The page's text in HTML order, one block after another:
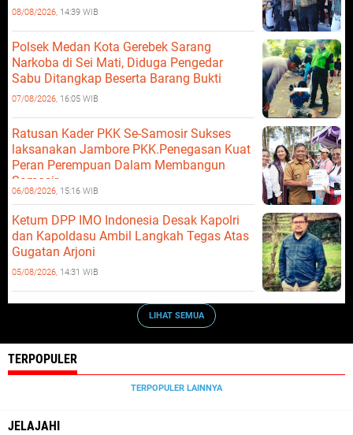
08/08/2026, 14:39 WIB
Polsek Medan Kota Gerebek Sarang
Narkoba di Sei Mati, Diduga Pengedar
Sabu Ditangkap Beserta Barang Bukti
07/08/2026, 16:05 WIB
Ratusan Kader PKK Se-Samosir Sukses
laksanakan Jambore PKK.Penegasan Kuat
Peran Perempuan Dalam Membangun
Samosir.
06/08/2026, 15:16 WIB
Ketum DPP IMO Indonesia Desak Kapolri
dan Kapoldasu Ambil Langkah Tegas Atas
Gugatan Arjoni
05/08/2026, 14:31 WIB
LIHAT SEMUA
TERPOPULER
TERPOPULER LAINNYA
JELAJAHI